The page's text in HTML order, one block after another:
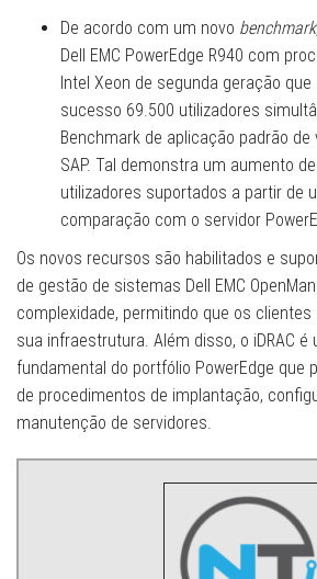
De acordo com um novo benchmark
Dell EMC PowerEdge R940 com
Intel Xeon de segunda geração
sucesso 69.500 utilizadores
Benchmark de aplicação padrão
SAP. Tal demonstra um aumento
utilizadores suportados a partir de
comparação com o servidor
Os novos recursos são habilitados e
de gestão de sistemas Dell EMC
complexidade, permitindo que os
sua infraestrutura. Além disso, o iDRAC é
fundamental do portfólio PowerEdge que
de procedimentos de implantação,
manutenção de servidores.